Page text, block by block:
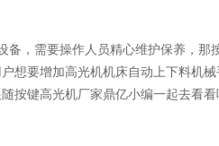
备，需要操作人员精心维护保养，那
想要增加高光机机床自动上下料机
按键高光机厂家鼎亿小编一起去看看